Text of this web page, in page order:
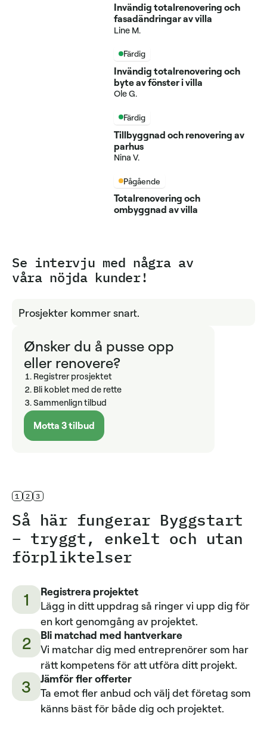
Invändig totalrenovering och
fasadändringar av villa
Line M.
Färdig
Invändig totalrenovering och
byte av fönster i villa
Ole G.
Färdig
Tillbyggnad och renovering av
parhus
Nina V.
Pågående
Totalrenovering och
ombyggnad av villa
Se intervju med några av
våra nöjda kunder!
Prosjekter kommer snart.
Ønsker du å pusse opp
eller renovere?
Registrer prosjektet
Bli koblet med de rette
Sammenlign tilbud
Motta 3 tilbud
1 2 3
Så här fungerar Byggstart
– tryggt, enkelt och utan
förpliktelser
1
Registrera projektet
Lägg in ditt uppdrag så ringer vi upp dig för
en kort genomgång av projektet.
2
Bli matchad med hantverkare
Vi matchar dig med entreprenörer som har
rätt kompetens för att utföra ditt projekt.
3
Jämför fler offerter
Ta emot fler anbud och välj det företag som
känns bäst för både dig och projektet.